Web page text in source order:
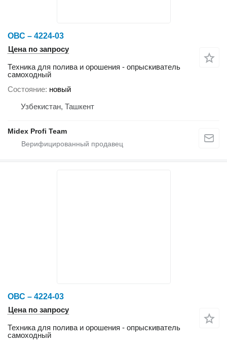
ОВС – 4224-03
Цена по запросу
Техника для полива и орошения - опрыскиватель
самоходный
Состояние новый
Узбекистан, Ташкент
Midex Profi Team
ОВС – 4224-03
Цена по запросу
Техника для полива и орошения - опрыскиватель
самоходный